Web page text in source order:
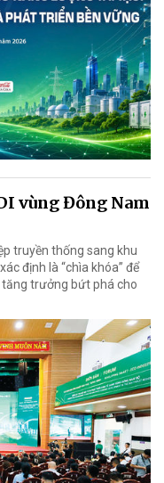
vùng Đông Nam
truyền thống sang khu
định là “chìa khóa” để
tăng trưởng bứt phá cho